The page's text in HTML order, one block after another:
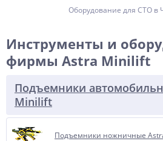
Оборудование для СТО в
Инструменты и
фирмы Astra Minilift
Подъемники
Minilift
Подъемники ножничные